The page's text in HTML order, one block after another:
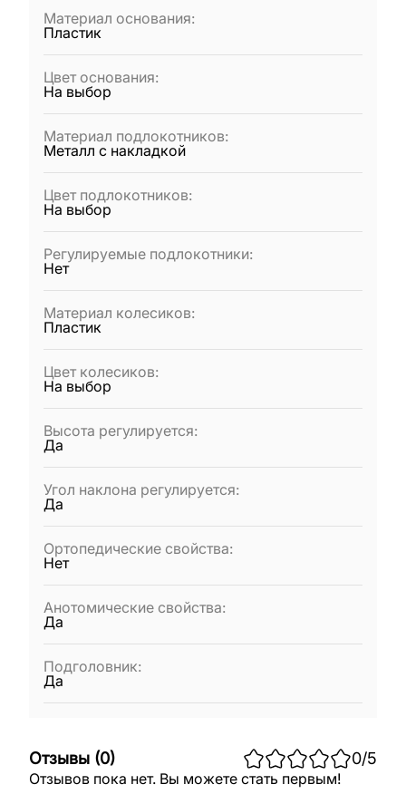
Материал основания:
Пластик
Цвет основания:
На выбор
Материал подлокотников:
Металл с накладкой
Цвет подлокотников:
На выбор
Регулируемые подлокотники:
Нет
Материал колесиков:
Пластик
Цвет колесиков:
На выбор
Высота регулируется:
Да
Угол наклона регулируется:
Да
Ортопедические свойства:
Нет
Анотомические свойства:
Да
Подголовник:
Да
Отзывы (0) 0/5
Отзывов пока нет. Вы можете стать первым!